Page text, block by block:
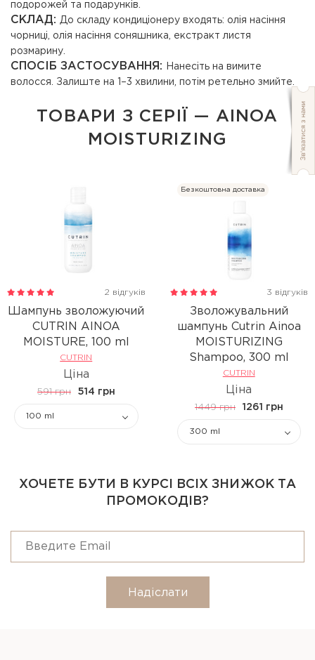
подорожей та подарунків.
СКЛАД: До складу кондиціонеру входять: олія насіння
чорниці, олія насіння соняшника, екстракт листя
розмарину.
СПОСІБ ЗАСТОСУВАННЯ:
Нанесіть на вимите
волосся. Залиште на 1–3 хвилини, потім ретельно змийте.
ТОВАРИ З СЕРІЇ — AINOA
MOISTURIZING
2 відгуків
Шампунь зволожуючий
CUTRIN AINOA
MOISTURE, 100 ml
CUTRIN
Ціна
591 грн 514 грн
100 ml
Безкоштовна доставка
3 відгуків
Зволожувальний
шампунь Cutrin Ainoa
MOISTURIZING
Shampoo, 300 ml
CUTRIN
Ціна
1449 грн 1261 грн
300 ml
ХОЧЕТЕ БУТИ В КУРСІ ВСІХ ЗНИЖОК ТА
ПРОМОКОДІВ?
Надіслати